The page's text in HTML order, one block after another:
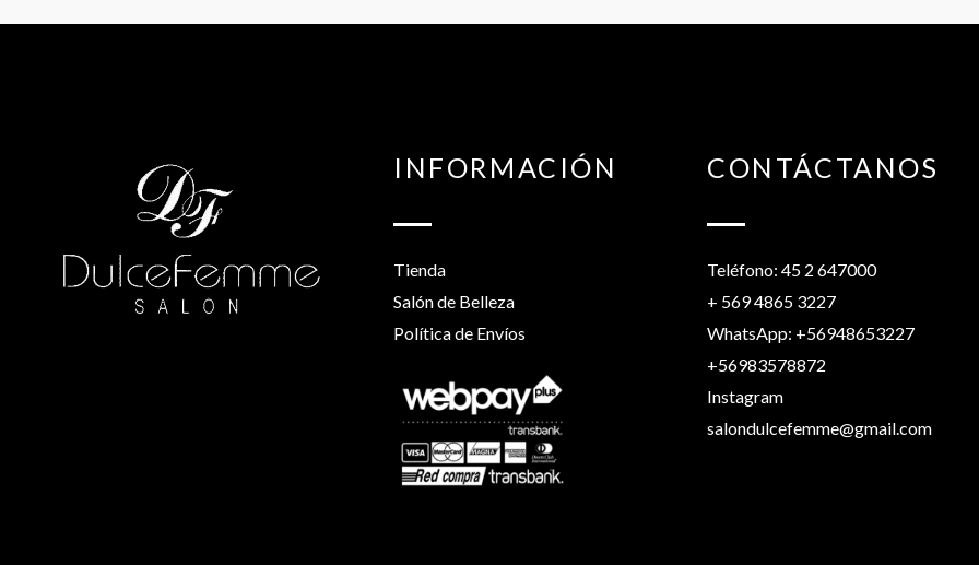
INFORMACIÓN
Tienda
Salón de Belleza
Política de Envíos
CONTÁCTANOS
Teléfono: 45 2 647000
+ 569 4865 3227
WhatsApp: +56948653227
+56983578872
Instagram
salondulcefemme@gmail.com